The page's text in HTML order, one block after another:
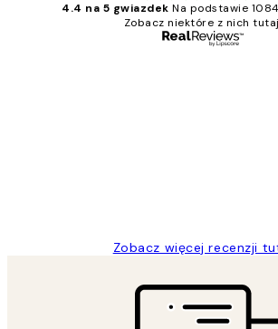
4.4 na 5 gwiazdek Na podstawie
Zobacz niektóre z nich
Zobacz więcej recenzji